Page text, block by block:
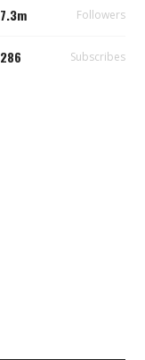
7.3m Followers
286 Subscribes